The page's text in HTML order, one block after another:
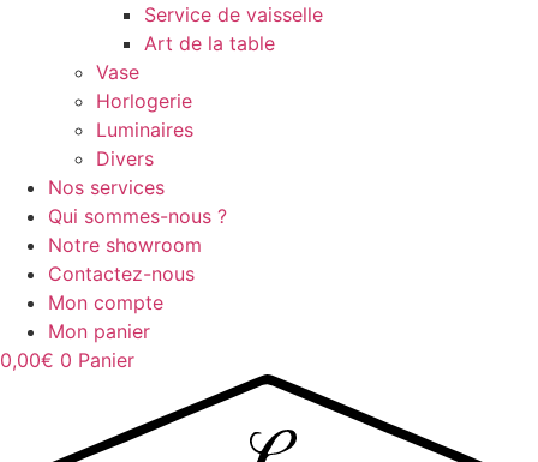
Service de vaisselle
Art de la table
Vase
Horlogerie
Luminaires
Divers
Nos services
Qui sommes-nous ?
Notre showroom
Contactez-nous
Mon compte
Mon panier
0,00€ 0 Panier